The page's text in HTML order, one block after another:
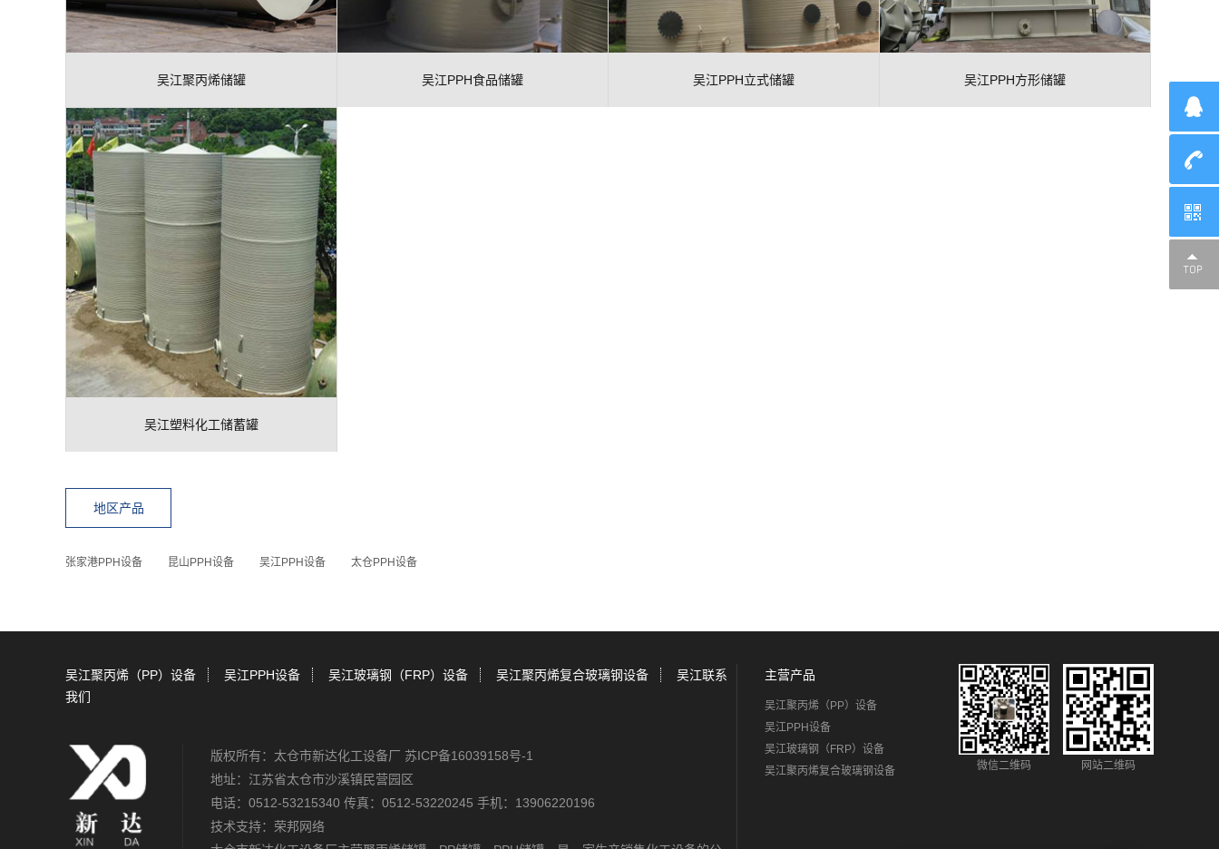
吴江聚丙烯储罐 吴江PPH食品储罐 吴江PPH立式储罐 吴江PPH方形储罐
吴江塑料化工储蓄罐
地区产品
张家港PPH设备 昆山PPH设备 吴江PPH设备 太仓PPH设备
吴江聚丙烯（PP）设备 吴江PPH设备 吴江玻璃钢（FRP）设备 吴江聚丙烯复合玻璃钢设备
吴江联系
我们
版权所有：太仓市新达化工设备厂 苏ICP备16039158号-1
地址：江苏省太仓市沙溪镇民营园区
电话：0512-53215340 传真：0512-53220245 手机：13906220196
技术支持： 荣邦网络
主营产品
吴江聚丙烯（PP）设备
吴江PPH设备
吴江玻璃钢（FRP）设备
吴江聚丙烯复合玻璃钢设备
微信二维码 网站二维码